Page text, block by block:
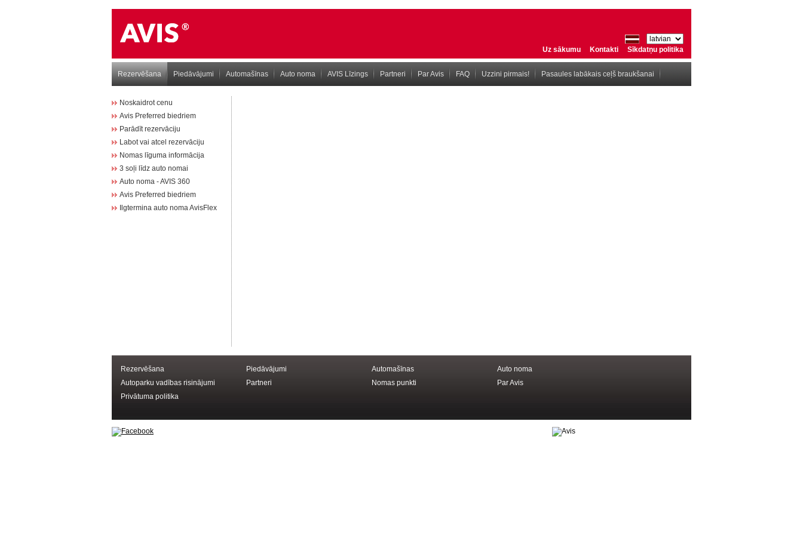
Sīkdatņu politika
Kontakti
Uz sākumu
Rezervēšana Piedāvājumi Automašīnas Auto noma AVIS Līzings Partneri Par Avis FAQ Uzzini pirmais! Pasaules labākais ceļš braukšanai
Noskaidrot cenu
Avis Preferred biedriem
Parādīt rezervāciju
Labot vai atcel rezervāciju
Nomas līguma informācija
3 soļi līdz auto nomai
Auto noma - AVIS 360
Avis Preferred biedriem
Ilgtermina auto noma AvisFlex
Rezervēšana Piedāvājumi Automašīnas
Auto noma
Autoparku vadības risinājumi
Partneri Nomas punkti
Par Avis
Privātuma politika